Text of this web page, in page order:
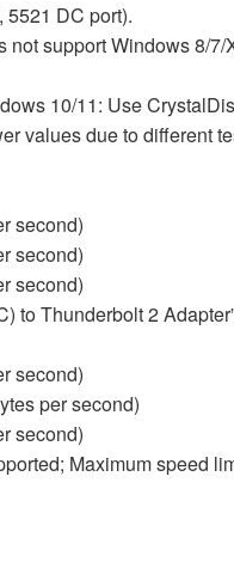
DC port).
support Windows 8/
10/11: Use
values due to different
second)
second)
second)
to Thunderbolt 2
second)
per second)
second)
Maximum speed